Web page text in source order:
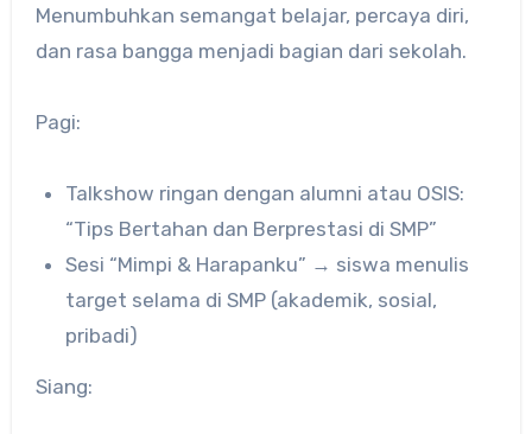
Menumbuhkan semangat belajar, percaya diri,
dan rasa bangga menjadi bagian dari sekolah.
Pagi:
Talkshow ringan dengan alumni atau OSIS:
“Tips Bertahan dan Berprestasi di SMP”
Sesi “Mimpi & Harapanku” → siswa menulis
target selama di SMP (akademik, sosial,
pribadi)
Siang: